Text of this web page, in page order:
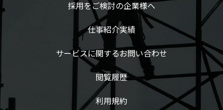
採用をご検討の企業様へ
仕事紹介実績
サービスに関するお問い合わせ
閲覧履歴
利用規約